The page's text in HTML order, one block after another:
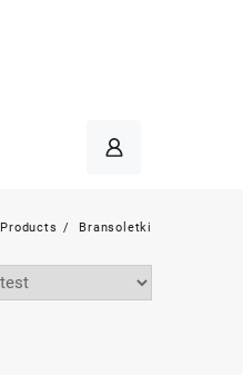
Products Bransoletki